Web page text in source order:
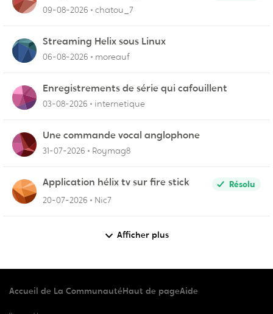
09-08-2026
chatou_7
Streaming Helix sous Linux
06-08-2026 moreauf
Enregistrements de série qui cafouillent
03-08-2026 internetique
Une commande vocal anglophone
31-07-2026 Roymag8
Application hélix tv sur fire stick
Résolu
20-07-2026
Nic7
Afficher plus
Accueil de La CommunautéHaut de pageAide